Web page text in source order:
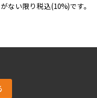
ない限り税込(10%)です。